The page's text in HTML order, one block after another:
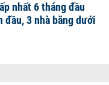
nhất 6 tháng đầu
3 nhà băng dưới